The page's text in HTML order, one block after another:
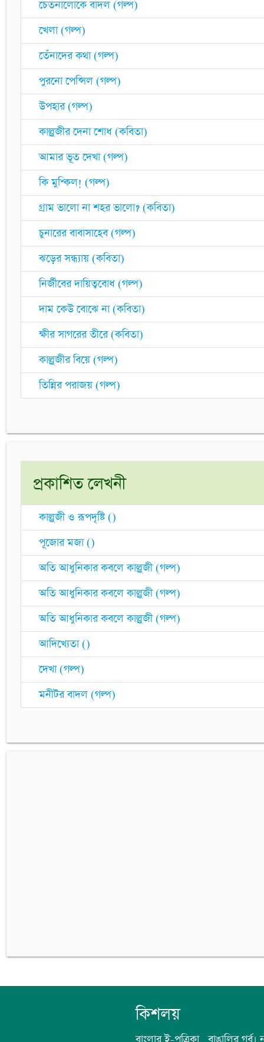
চেতনালোকে বাদল (গল্প)
খেলা (গল্প)
তেঁনাদের কথা (গল্প)
পুরনো পেন্সিল (গল্প)
উপহার (গল্প)
কাল্লুজীর দেনা শোধ (কবিতা)
আমার ভূত দেখা (গল্প)
কি মুশ্কিল! (গল্প)
গ্রাম ভালো না শহর ভালো? (কবিতা)
চুনারের বাবাসাহেব (গল্প)
ঝড়ের সন্ধ্যায় (কবিতা)
নির্জীবের দায়িত্ববোধ (গল্প)
দাম কেউ বোঝে না (কবিতা)
ক্ষীর সাগরের তীরে (কবিতা)
কাল্লুজীর বিয়ে (গল্প)
তিন্নির পরাজয় (গল্প)
প্রকাশিত লেখনী
কাল্লুজী ও রূপদৃষ্টি ()
পূজোর মজা ()
অতি আধুনিকার কবলে কাল্লুজী (গল্প)
অতি আধুনিকার কবলে কাল্লুজী (গল্প)
অতি আধুনিকার কবলে কাল্লুজী (গল্প)
আদিখ্যেতা ()
দেখা (গল্প)
মনীটর বাদল (গল্প)
কিশলয়